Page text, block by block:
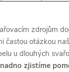
zdrojům
častou otázkou
u dlouhých
zjistíme